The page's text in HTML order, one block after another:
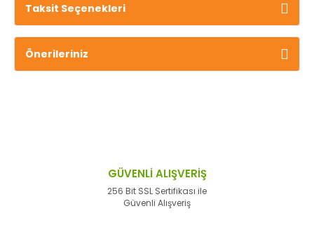
Taksit Seçenekleri
Önerileriniz
GÜVENLİ ALIŞVERİŞ
256 Bit SSL Sertifikası ile
Güvenli Alışveriş